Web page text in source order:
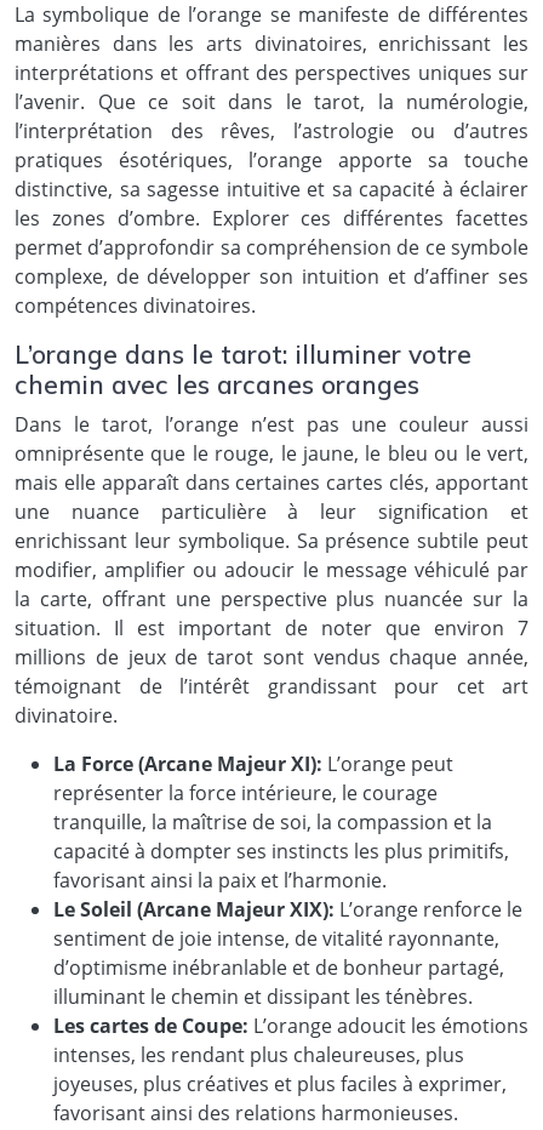
La symbolique de l’orange se manifeste de différentes
manières dans les arts divinatoires, enrichissant les
interprétations et offrant des perspectives uniques sur
l’avenir. Que ce soit dans le tarot, la numérologie,
l’interprétation des rêves, l’astrologie ou d’autres
pratiques ésotériques, l’orange apporte sa touche
distinctive, sa sagesse intuitive et sa capacité à éclairer
les zones d’ombre. Explorer ces différentes facettes
permet d’approfondir sa compréhension de ce symbole
complexe, de développer son intuition et d’affiner ses
compétences divinatoires.
L’orange dans le tarot: illuminer votre
chemin avec les arcanes oranges
Dans le tarot, l’orange n’est pas une couleur aussi
omniprésente que le rouge, le jaune, le bleu ou le vert,
mais elle apparaît dans certaines cartes clés, apportant
une nuance particulière à leur signification et
enrichissant leur symbolique. Sa présence subtile peut
modifier, amplifier ou adoucir le message véhiculé par
la carte, offrant une perspective plus nuancée sur la
situation. Il est important de noter que environ 7
millions de jeux de tarot sont vendus chaque année,
témoignant de l’intérêt grandissant pour cet art
divinatoire.
La Force (Arcane Majeur XI): L’orange peut
représenter la force intérieure, le courage
tranquille, la maîtrise de soi, la compassion et la
capacité à dompter ses instincts les plus primitifs,
favorisant ainsi la paix et l’harmonie.
Le Soleil (Arcane Majeur XIX): L’orange renforce le
sentiment de joie intense, de vitalité rayonnante,
d’optimisme inébranlable et de bonheur partagé,
illuminant le chemin et dissipant les ténèbres.
Les cartes de Coupe: L’orange adoucit les émotions
intenses, les rendant plus chaleureuses, plus
joyeuses, plus créatives et plus faciles à exprimer,
favorisant ainsi des relations harmonieuses.